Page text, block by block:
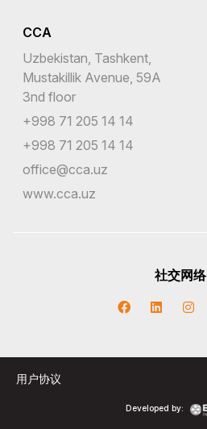
CCA
Uzbekistan, Tashkent,
Mustakillik Avenue, 59A
3nd floor
+998 71 205 14 14
+998 71 205 14 14
office@cca.uz
www.cca.uz
社交网络
Developed by:
用户协议